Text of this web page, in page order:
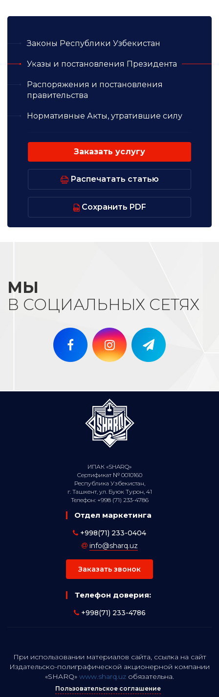
Законы Республики Узбекистан
Указы и постановления Президента
Распоряжения и постановления
правительства
Нормативные Акты, утратившие силу
Заказать услугу
Распечатать статью
Сохранить PDF
МЫ
В СОЦИАЛЬНЫХ СЕТЯХ
ИПАК «SHARQ»
Сертификат № 0010160
Республика Узбекистан,
г. Ташкент, ул. Буюк Турон, 41
Телефон: +998 (71) 233-4786
Отдел маркетинга
+998(71) 233-0404
info@sharq.uz
Заказать звонок
Телефон доверия:
+998(71) 233-4786
При использовании материалов сайта, ссылка на сайт
Издательско-полиграфической акционерной компании
«SHARQ» www.sharq.uz обязательна.
Пользовательское соглашение